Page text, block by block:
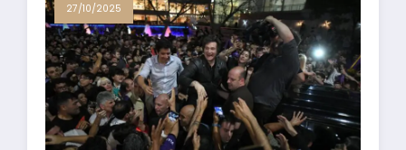
27/10/2025